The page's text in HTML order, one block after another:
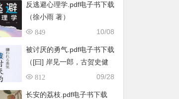
反逃避心理学.pdf电子书下载
（徐小雨 著）
849 10/08
被讨厌的勇气.pdf电子书下载
（[曰] 岸见一郎，古贺史健
著）：“自我启发之父”阿德勒
812 09/28
长安的荔枝.pdf电子书下载